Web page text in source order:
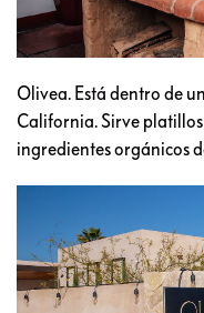
Olivea. Está dentro de
California. Sirve
ingredientes orgánicos